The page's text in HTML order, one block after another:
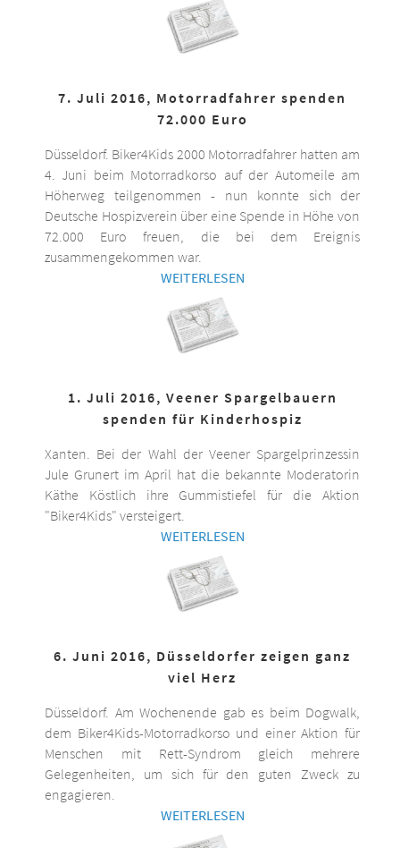
7. Juli 2016, Motorradfahrer spenden
72.000 Euro
Düsseldorf. Biker4Kids 2000 Motorradfahrer hatten am
4. Juni beim Motorradkorso auf der Automeile am
Höherweg teilgenommen - nun konnte sich der
Deutsche Hospizverein über eine Spende in Höhe von
72.000 Euro freuen, die bei dem Ereignis
zusammengekommen war.
WEITERLESEN
1. Juli 2016, Veener Spargelbauern
spenden für Kinderhospiz
Xanten. Bei der Wahl der Veener Spargelprinzessin
Jule Grunert im April hat die bekannte Moderatorin
Käthe Köstlich ihre Gummistiefel für die Aktion
"Biker4Kids" versteigert.
WEITERLESEN
6. Juni 2016, Düsseldorfer zeigen ganz
viel Herz
Düsseldorf. Am Wochenende gab es beim Dogwalk,
dem Biker4Kids-Motorradkorso und einer Aktion für
Menschen mit Rett-Syndrom gleich mehrere
Gelegenheiten, um sich für den guten Zweck zu
engagieren.
WEITERLESEN